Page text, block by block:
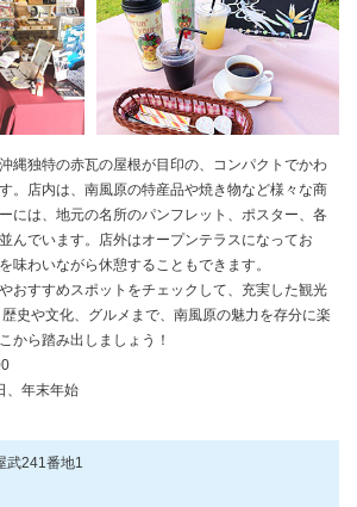
縄独特の赤瓦の屋根が目印の、コンパクトでかわ
。店内は、南風原の特産品や焼き物など様々な商
には、地元の名所のパンフレット、ポスター、各
んでいます。店外はオープンテラスになってお
味わいながら休憩することもできます。
おすすめスポットをチェックして、充実した観光
史や文化、グルメまで、南風原の魅力を存分に楽
から踏み出しましょう！
、年末年始
武241番地1